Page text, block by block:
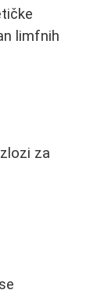
limfnih
za